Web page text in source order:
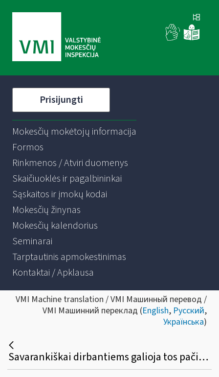
Prisijungti
Mokesčių mokėtojų informacija
Formos
Rinkmenos / Atviri duomenys
Skaičiuoklės ir pagalbininkai
Sąskaitos ir įmokų kodai
Mokesčių žinynas
Mokesčių kalendorius
Seminarai
Tarptautinis apmokestinimas
Kontaktai / Apklausa
VMI Machine translation / VMI Машинный перевод /
VMI Машинний переклад (English, Русский,
Українська)
Savarankiškai dirbantiems galioja tos pačios mokestinės pagalbos priemonės kaip ir įmonėms